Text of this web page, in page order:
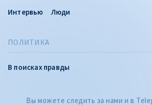
ПОЛИТИКА
В поисках правды
Интервью Люди
Вы можете следить за нами и в